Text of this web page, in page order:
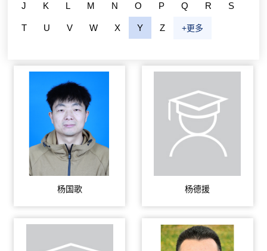
J K L M N O P Q R S
T U V W X Y Z +更多
杨国歌 杨德援